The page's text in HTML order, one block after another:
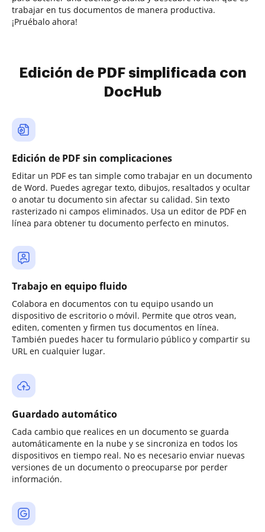
trabajar en tus documentos de manera productiva.
¡Pruébalo ahora!
Edición de PDF simplificada con
DocHub
Edición de PDF sin complicaciones
Editar un PDF es tan simple como trabajar en un documento
de Word. Puedes agregar texto, dibujos, resaltados y ocultar
o anotar tu documento sin afectar su calidad. Sin texto
rasterizado ni campos eliminados. Usa un editor de PDF en
línea para obtener tu documento perfecto en minutos.
Trabajo en equipo fluido
Colabora en documentos con tu equipo usando un
dispositivo de escritorio o móvil. Permite que otros vean,
editen, comenten y firmen tus documentos en línea.
También puedes hacer tu formulario público y compartir su
URL en cualquier lugar.
Guardado automático
Cada cambio que realices en un documento se guarda
automáticamente en la nube y se sincroniza en todos los
dispositivos en tiempo real. No es necesario enviar nuevas
versiones de un documento o preocuparse por perder
información.